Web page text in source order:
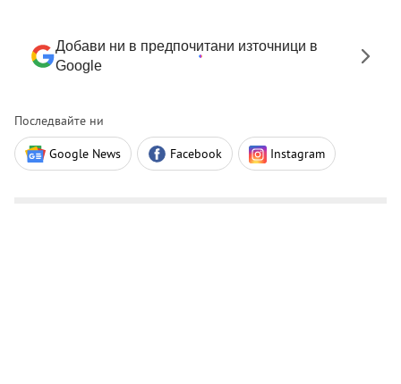
Добави ни в предпочитани източници в
Google
Последвайте ни
Google News Facebook Instagram